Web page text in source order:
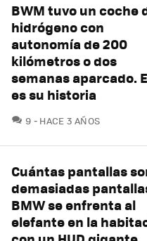
BWM tuvo un coche
hidrógeno con
autonomía de 200
kilómetros o dos
semanas aparcado.
es su historia
9 COMENTARIOS
HACE 3 AÑOS
Cuántas pantallas
demasiadas
BMW se enfrenta al
elefante en la